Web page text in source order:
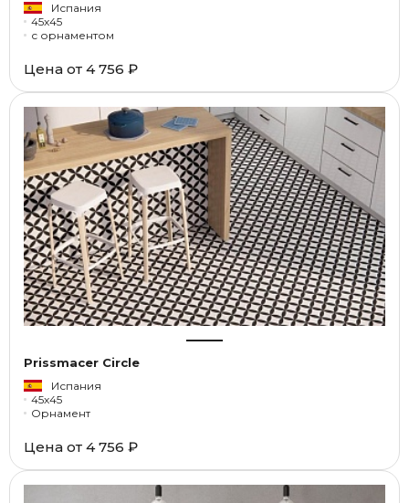
Испания
45x45
с орнаментом
Цена от 4 756 ₽
Prissmacer Circle
Испания
45x45
Орнамент
Цена от 4 756 ₽